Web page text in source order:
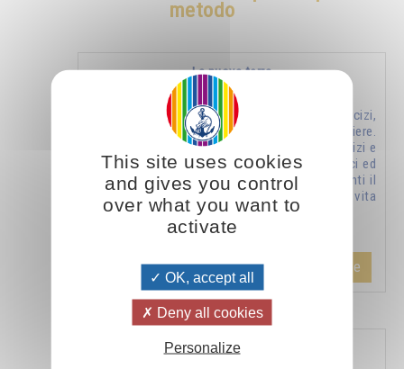
metodo
La nuova terra
Metodi, esercizi,
formule, preghiere.
Raccolta di esercizi e
di metodi semplici ed
efficaci, riguardanti il
rapporto con la vita
…
26.00CHF Aggiungere
«Conosci te stesso» - jnana yoga - vol. 1
This site uses cookies
and gives you control
over what you want to
activate
OK, accept all
Deny all cookies
Personalize